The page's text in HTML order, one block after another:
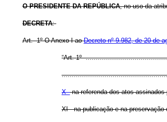
O PRESIDENTE DA REPÚBLICA, no uso da
DECRETA:
Art. 1º O Anexo I aoDecreto nº 9.982, de 20 de
“Art. 1º
X -na referenda dos atos assinados
XI - na publicação e na